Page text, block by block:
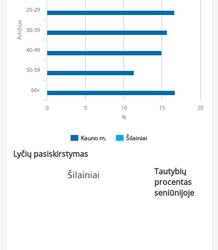
Amžius
%
Kauno m. Šilainiai
20-29
30-39
40-49
50-59
60+
0 5 10 15 20
Lyčių pasiskirstymas
Šilainiai
Tautybių
procentas
seniūnijoje